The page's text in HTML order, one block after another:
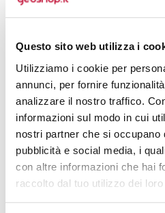
Questo sito web utilizza i
Utilizziamo i cookie per
annunci, per fornire
analizzare il nostro traffico.
informazioni sul modo in cui
nostri partner che si occupano
pubblicità e social media, i
con altre informazioni che hai
raccolto dal tuo utilizzo dei
3000
5000 € 3,58
6000
7000 € 3,58
8000 € 3,52
10000 € 3,45